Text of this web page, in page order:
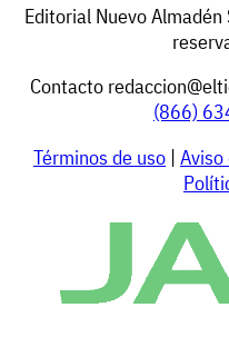
Editorial Nuevo Almadén
Contacto
(866)
Términos de uso | Aviso